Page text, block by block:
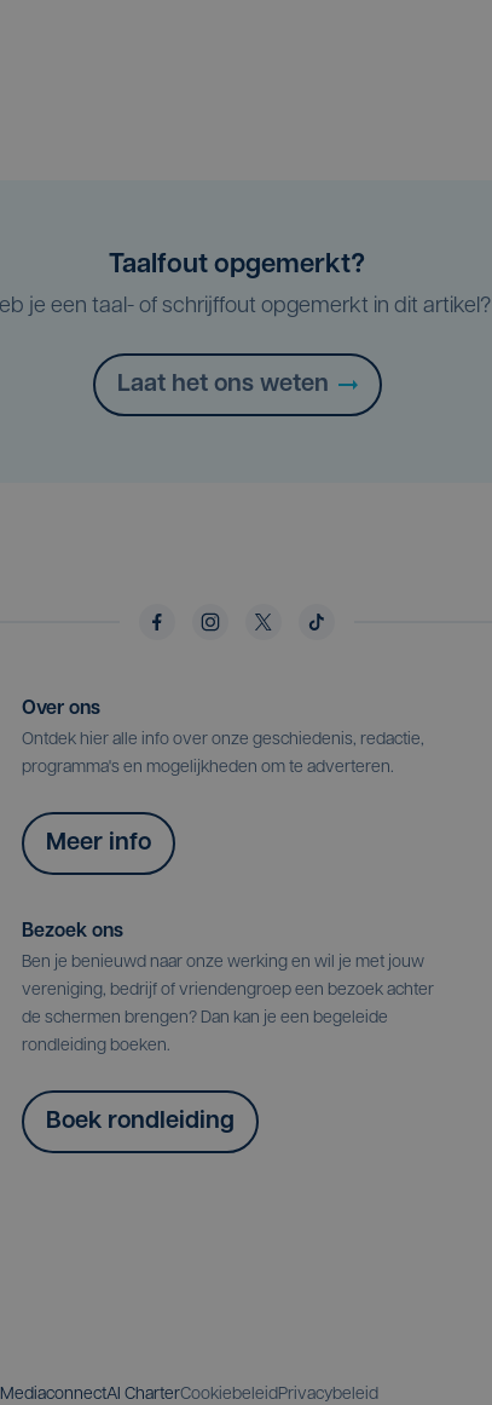
Taalfout opgemerkt?
je een taal- of schrijffout opgemerkt in dit artikel?
Laat het ons weten
Over ons
Ontdek hier alle info over onze geschiedenis, redactie,
programma's en mogelijkheden om te adverteren.
Meer info
Bezoek ons
Ben je benieuwd naar onze werking en wil je met jouw
vereniging, bedrijf of vriendengroep een bezoek achter
de schermen brengen? Dan kan je een begeleide
rondleiding boeken.
Boek rondleiding
MediaconnectAI CharterCookiebeleid Privacybeleid